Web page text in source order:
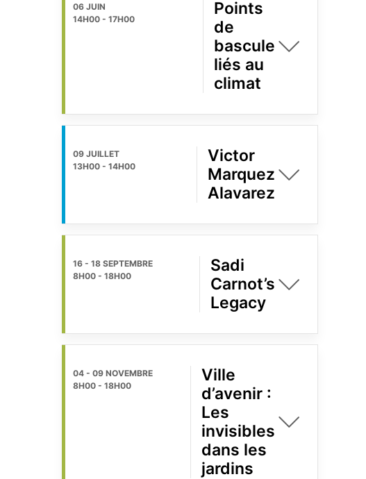
06 JUIN
14H00 - 17H00
Points
de
bascule
liés au
climat
09 JUILLET
13H00 - 14H00
Victor
Marquez
Alavarez
16 - 18 SEPTEMBRE
8H00 - 18H00
Sadi
Carnot’s
Legacy
04 - 09 NOVEMBRE
8H00 - 18H00
Ville
d’avenir :
Les
invisibles
dans les
jardins